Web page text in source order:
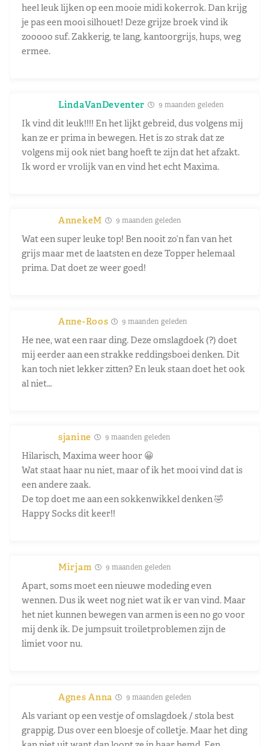
heel leuk lijken op een mooie midi kokerrok. Dan krijg
je pas een mooi silhouet! Deze grijze broek vind ik
zooooo suf. Zakkerig, te lang, kantoorgrijs, hups, weg
ermee.
LindaVanDeventer 9 maanden geleden
Ik vind dit leuk!!!! En het lijkt gebreid, dus volgens mij
kan ze er prima in bewegen. Het is zo strak dat ze
volgens mij ook niet bang hoeft te zijn dat het afzakt.
Ik word er vrolijk van en vind het echt Maxima.
AnnekeM 9 maanden geleden
Wat een super leuke top! Ben nooit zo’n fan van het
grijs maar met de laatsten en deze Topper helemaal
prima. Dat doet ze weer goed!
Anne-Roos 9 maanden geleden
He nee, wat een raar ding. Deze omslagdoek (?) doet
mij eerder aan een strakke reddingsboei denken. Dit
kan toch niet lekker zitten? En leuk staan doet het ook
al niet…
sjanine 9 maanden geleden
Hilarisch, Maxima weer hoor 😀
Wat staat haar nu niet, maar of ik het mooi vind dat is
een andere zaak.
De top doet me aan een sokkenwikkel denken 🤣
Happy Socks dit keer!!
Mirjam 9 maanden geleden
Apart, soms moet een nieuwe modeding even
wennen. Dus ik weet nog niet wat ik er van vind. Maar
het niet kunnen bewegen van armen is een no go voor
mij denk ik. De jumpsuit troiletproblemen zijn de
limiet voor nu.
Agnes Anna 9 maanden geleden
Als variant op een vestje of omslagdoek / stola best
grappig. Dus over een bloesje of colletje. Maar het ding